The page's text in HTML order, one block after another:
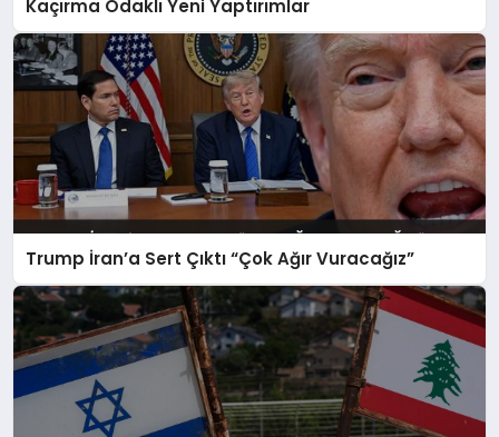
Kaçırma Odaklı Yeni Yaptırımlar
Trump İran’a Sert Çıktı “Çok Ağır Vuracağız”